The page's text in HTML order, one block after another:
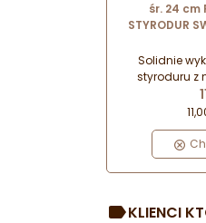
śr. 24 cm
STYRODUR
Solidnie
styroduru z
złotym.
ekspozycji
Będzie
podstawą
KLIENCI